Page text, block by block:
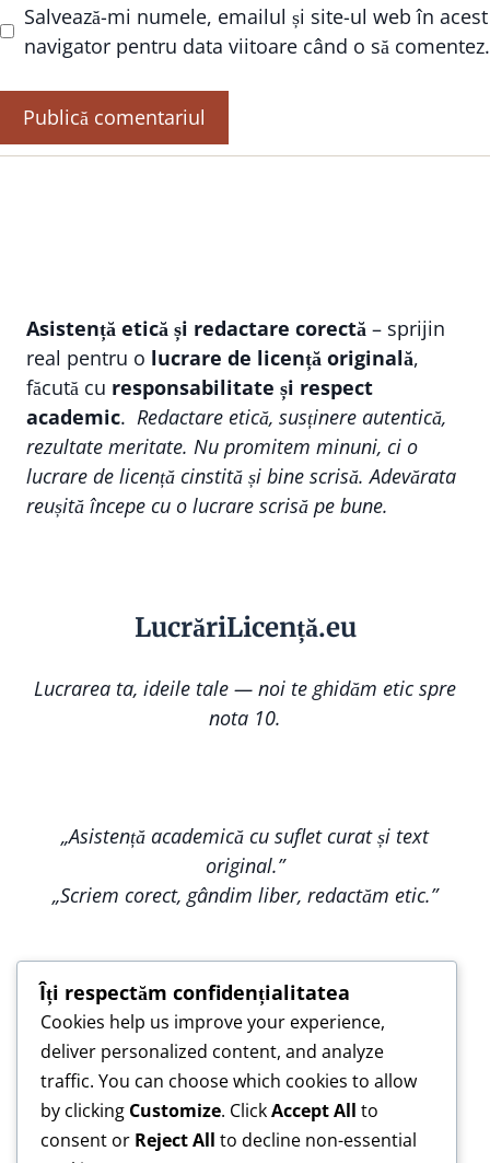
Salvează-mi numele, emailul și site-ul web în acest
navigator pentru data viitoare când o să comentez.
Asistență etică și redactare corectă – sprijin
real pentru o lucrare de licență originală,
făcută cu responsabilitate și respect
academic. Redactare etică, susținere autentică,
rezultate meritate. Nu promitem minuni, ci o
lucrare de licență cinstită și bine scrisă. Adevărata
reușită începe cu o lucrare scrisă pe bune.
LucrăriLicență.eu
Lucrarea ta, ideile tale — noi te ghidăm etic spre
nota 10.
„Asistență academică cu suflet curat și text
original.”
„Scriem corect, gândim liber, redactăm etic.”
„Construim împreună, nu copiem — pentru o
lucrare care te reprezintă.”
„Asistență de încredere pentru lucrări scrise cu
responsabilitate.”
Îți respectăm confidențialitatea
Cookies help us improve your experience,
deliver personalized content, and analyze
traffic. You can choose which cookies to allow
by clicking Customize. ClickAccept All to
consent or Reject All to decline non-essential